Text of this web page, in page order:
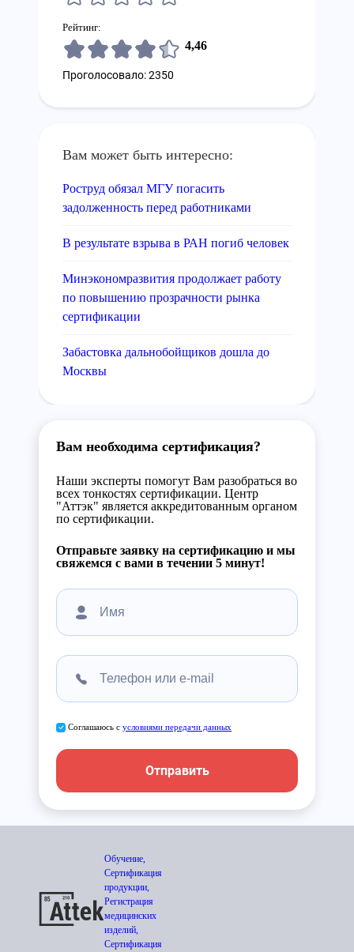
Рейтинг:
4,46
Проголосовало: 2350
Вам может быть интересно:
Роструд обязал МГУ погасить
задолженность перед работниками
В результате взрыва в РАН погиб человек
Минэкономразвития продолжает работу
по повышению прозрачности рынка
сертификации
Забастовка дальнобойщиков дошла до
Москвы
Вам необходима сертификация?
Наши эксперты помогут Вам разобраться во
всех тонкостях сертификации. Центр
"Аттэк" является аккредитованным органом
по сертификации.
Отправьте заявку на сертификацию и мы
свяжемся с вами в течении 5 минут!
Соглашаюсь с условиями передачи данных
Отправить
Обучение,
Сертификация
продукции,
Регистрация
медицинских
изделий,
Сертификация